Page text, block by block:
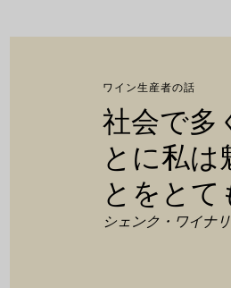
ワイン生産者の話
社会で多
とに私
とをとて
シェンク・ワイナ